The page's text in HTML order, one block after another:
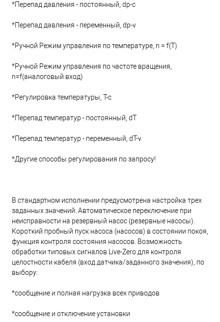
*Перепад давления - постоянный, dp-c
*Перепад давления - переменный, dp-v
*Ручной Режим управления по температуре, n = f(T)
*Ручной Режим управления по частоте вращения,
n=f(аналоговый вход)
*Регулировка температуры, T-c
*Перепад температур - постоянный, dT
*Перепад температур - переменный, dT-v
*Другие способы регулирования по запросу!
В стандартном исполнении предусмотрена настройка трех
заданных значений. Автоматическое переключение при
неисправности на резервный насос (резервные насосы).
Короткий пробный пуск насоса (насосов) в состоянии покоя,
функция контроля состояния насосов. Возможность
обработки типовых сигналов Live-Zero для контроля
целостности кабеля (вход датчика/заданного значения), по
выбору:
*сообщение и полная нагрузка всех приводов
*сообщение и отключение установки